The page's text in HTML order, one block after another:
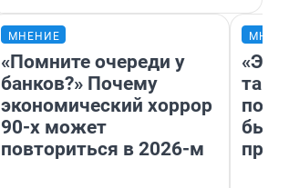
МНЕНИЕ
«Помните очереди у
банков?» Почему
экономический хоррор
90-х может
повториться в 2026-м
«Это
так
был